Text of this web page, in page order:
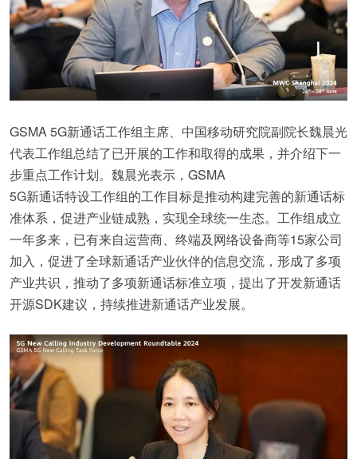
GSMA 5G新通话工作组主席、中国移动研究院副院长魏晨光
代表工作组总结了已开展的工作和取得的成果，并介绍下一
步重点工作计划。魏晨光表示，GSMA
5G新通话特设工作组的工作目标是推动构建完善的新通话标
准体系，促进产业链成熟，实现全球统一生态。工作组成立
一年多来，已有来自运营商、终端及网络设备商等15家公司
加入，促进了全球新通话产业伙伴的信息交流，形成了多项
产业共识，推动了多项新通话标准立项，提出了开发新通话
开源SDK建议，持续推进新通话产业发展。